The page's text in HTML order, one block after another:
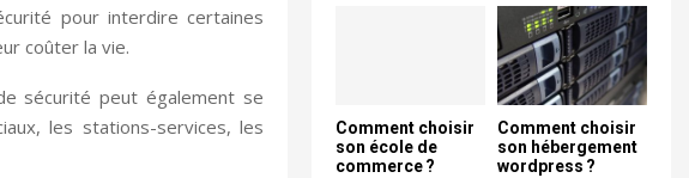
pour interdire certaines
coûter la vie.
sécurité peut également se
les stations-services, les
Comment choisir
son école de
commerce ?
Comment choisir
son hébergement
wordpress ?